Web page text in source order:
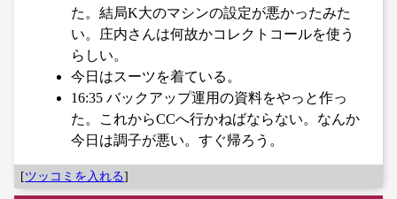
た。結局K大のマシンの設定が悪かったみた
い。庄内さんは何故かコレクトコールを使う
らしい。
今日はスーツを着ている。
16:35 バックアップ運用の資料をやっと作っ
た。これからCCへ行かねばならない。なんか
今日は調子が悪い。すぐ帰ろう。
[ツッコミを入れる]